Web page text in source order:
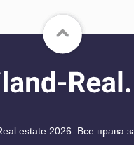
estate 2026. Все права